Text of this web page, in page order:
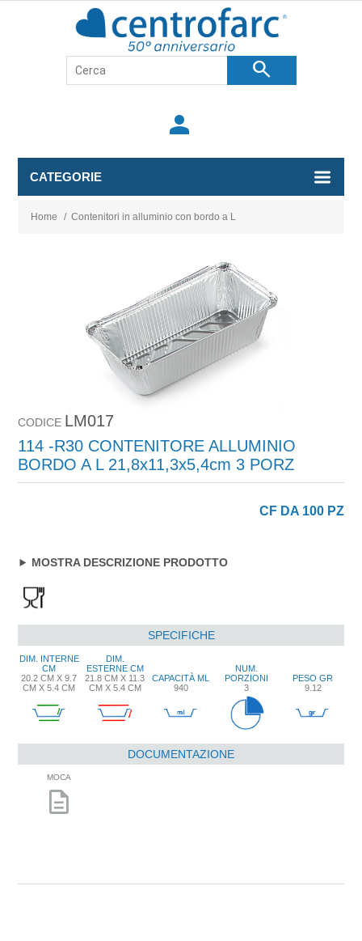
search
person
CATEGORIE
Home / Contenitori in alluminio con bordo a L
CODICE LM017
114 -R30 CONTENITORE ALLUMINIO
BORDO A L 21,8x11,3x5,4cm 3 PORZ
CF DA 100 PZ
MOSTRA DESCRIZIONE PRODOTTO
SPECIFICHE
DIM. INTERNE
CM
20.2 CM X 9.7
CM X 5.4 CM
DIM.
ESTERNE CM
21.8 CM X 11.3
CM X 5.4 CM
CAPACITÀ ML
940
NUM.
PORZIONI
3
PESO GR
9.12
DOCUMENTAZIONE
MOCA
description